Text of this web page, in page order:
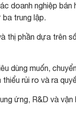
doanh nghiệp bán
trung lập.
thị phần dựa trên
dùng muốn,
rủi ro và ra
ứng, R&D và vận